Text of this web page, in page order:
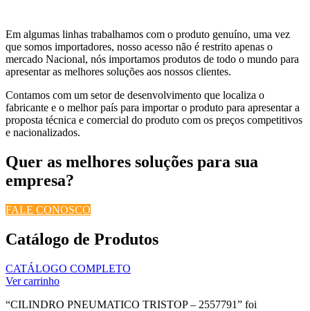
Em algumas linhas trabalhamos com o produto genuíno, uma vez
que somos importadores, nosso acesso não é restrito apenas o
mercado Nacional, nós importamos produtos de todo o mundo para
apresentar as melhores soluções aos nossos clientes.
Contamos com um setor de desenvolvimento que localiza o
fabricante e o melhor país para importar o produto para apresentar a
proposta técnica e comercial do produto com os preços competitivos
e nacionalizados.
Quer as melhores soluções para sua
empresa?
FALE CONOSCO
Catálogo de Produtos
CATÁLOGO COMPLETO
Ver carrinho
“CILINDRO PNEUMATICO TRISTOP – 2557791” foi